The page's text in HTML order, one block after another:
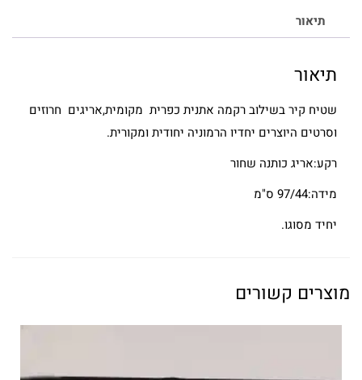
תיאור
תיאור
שטיח קיר בשילוב רקמה אתנית כפרית מקומית,אריגים חרוזים
וסרטים היוצרים יחדיו הרמוניה יחודית ומקורית.
רקע:אריג כותנה שחור
מידה:97/44 ס"מ
יחיד מסוגו.
מוצרים קשורים